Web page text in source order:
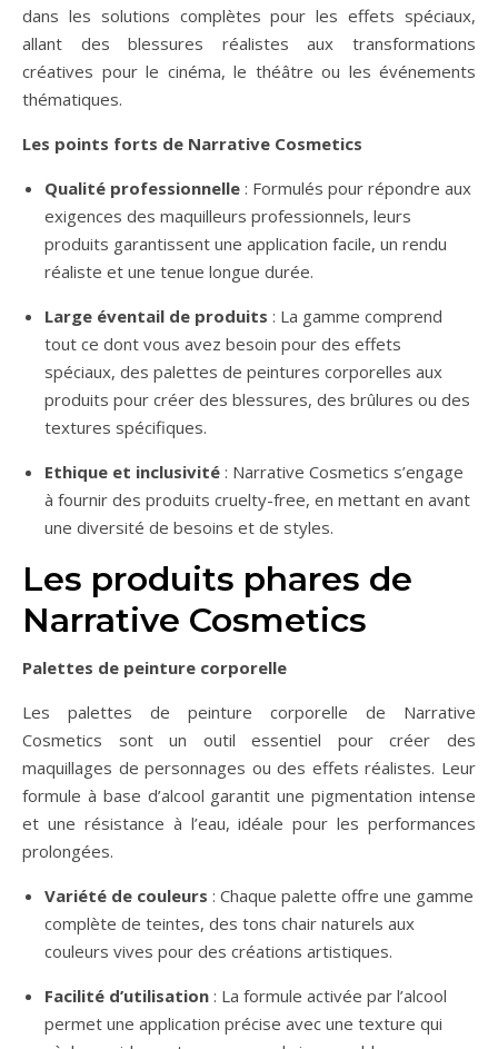
dans les solutions complètes pour les effets spéciaux,
allant des blessures réalistes aux transformations
créatives pour le cinéma, le théâtre ou les événements
thématiques.
Les points forts de Narrative Cosmetics
Qualité professionnelle : Formulés pour répondre aux
exigences des maquilleurs professionnels, leurs
produits garantissent une application facile, un rendu
réaliste et une tenue longue durée.
Large éventail de produits : La gamme comprend
tout ce dont vous avez besoin pour des effets
spéciaux, des palettes de peintures corporelles aux
produits pour créer des blessures, des brûlures ou des
textures spécifiques.
Ethique et inclusivité : Narrative Cosmetics s’engage
à fournir des produits cruelty-free, en mettant en avant
une diversité de besoins et de styles.
Les produits phares de
Narrative Cosmetics
Palettes de peinture corporelle
Les palettes de peinture corporelle de Narrative
Cosmetics sont un outil essentiel pour créer des
maquillages de personnages ou des effets réalistes. Leur
formule à base d’alcool garantit une pigmentation intense
et une résistance à l’eau, idéale pour les performances
prolongées.
Variété de couleurs : Chaque palette offre une gamme
complète de teintes, des tons chair naturels aux
couleurs vives pour des créations artistiques.
Facilité d’utilisation : La formule activée par l’alcool
permet une application précise avec une texture qui